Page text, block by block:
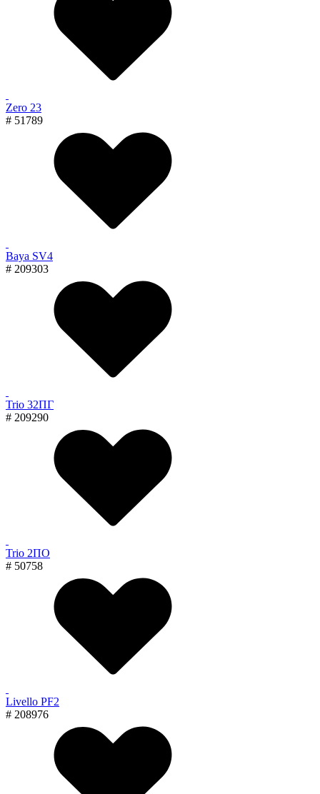
Zero 23
# 51789
Baya SV4
# 209303
Trio 32ПГ
# 209290
Trio 2ПО
# 50758
Livello PF2
# 208976